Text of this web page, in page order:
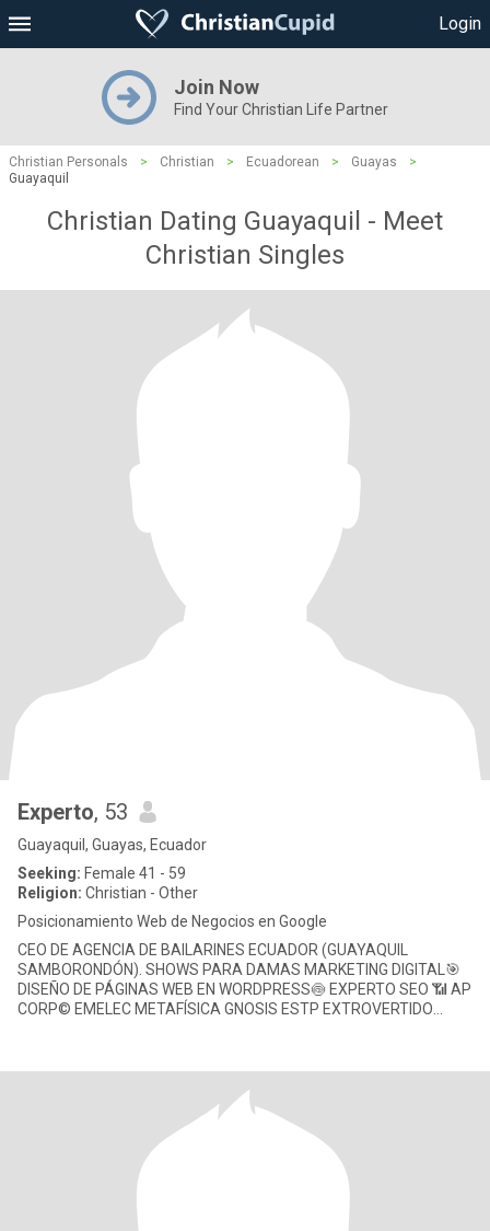
Login
Join Now
Find Your Christian Life Partner
Christian Personals > Christian > Ecuadorean > Guayas
>
Guayaquil
Christian Dating Guayaquil - Meet
Christian Singles
Experto, 53
Guayaquil, Guayas, Ecuador
Seeking: Female 41 - 59
Religion: Christian - Other
Posicionamiento Web de Negocios en Google
CEO DE AGENCIA DE BAILARINES ECUADOR (GUAYAQUIL
SAMBORONDÓN). SHOWS PARA DAMAS MARKETING DIGITAL🎯
DISEÑO DE PÁGINAS WEB EN WORDPRESS🍥 EXPERTO SEO 📶 AP
CORP©️ EMELEC METAFÍSICA GNOSIS ESTP EXTROVERTIDO